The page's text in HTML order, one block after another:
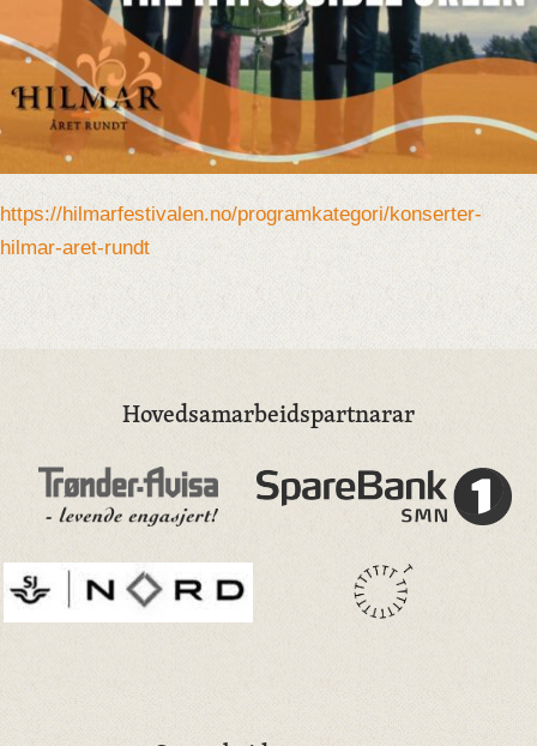
https://hilmarfestivalen.no/programkategori/konserter-
hilmar-aret-rundt
Hovedsamarbeidspartnarar